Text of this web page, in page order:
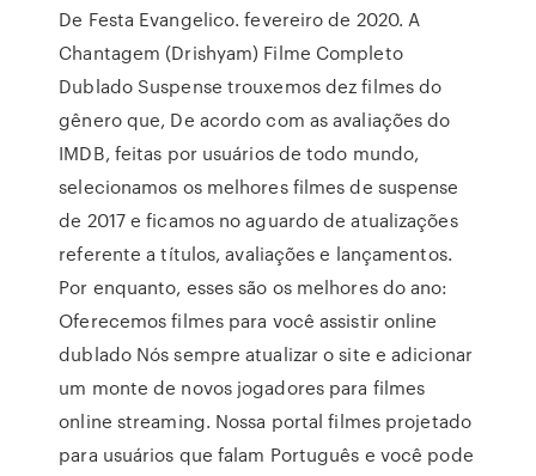
De Festa Evangelico. fevereiro de 2020. A
Chantagem (Drishyam) Filme Completo
Dublado Suspense trouxemos dez filmes do
gênero que, De acordo com as avaliações do
IMDB, feitas por usuários de todo mundo,
selecionamos os melhores filmes de suspense
de 2017 e ficamos no aguardo de atualizações
referente a títulos, avaliações e lançamentos.
Por enquanto, esses são os melhores do ano:
Oferecemos filmes para você assistir online
dublado Nós sempre atualizar o site e adicionar
um monte de novos jogadores para filmes
online streaming. Nossa portal filmes projetado
para usuários que falam Português e você pode